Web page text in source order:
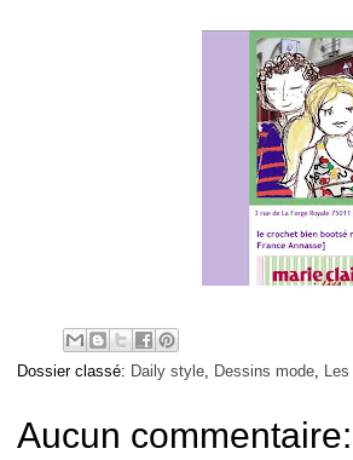
Dossier classé: Daily style Dessins mode
Aucun commentaire: